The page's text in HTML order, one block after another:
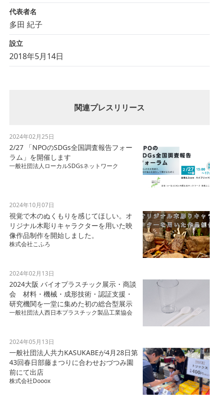
代表者名
多田 紀子
設立
2018年5月14日
関連プレスリリース
2024年02月25日
2/27 「NPOのSDGs全国調査報告フォー
ラム」を開催します
一般社団法人ローカルSDGsネットワーク
2024年10月07日
視覚で木のぬくもりを感じてほしい。オ
リジナル木彫りキャラクターを用いた映
像作品制作を開始しました。
株式会社こふろ
2024年02月13日
2024大阪 バイオプラスチック展示・商談
会 材料・機械・成形技術・認証支援・
研究機関を一堂に集めた初の総合型展示
一般社団法人西日本プラスチック製品工業協会
2024年05月13日
一般社団法人共力KASUKABEが4月28日第
43回春日部藤まつりに合わせおづつみ園
前にて出店
株式会社Dooox